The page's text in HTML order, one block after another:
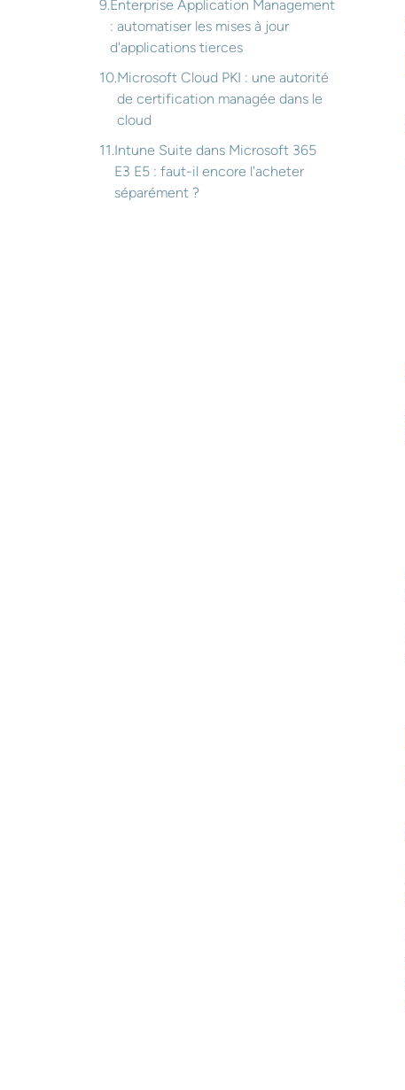
Enterprise Application Management
: automatiser les mises à jour
d'applications tierces
Microsoft Cloud PKI : une autorité
de certification managée dans le
cloud
Intune Suite dans Microsoft 365
E3 E5 : faut-il encore l'acheter
séparément ?